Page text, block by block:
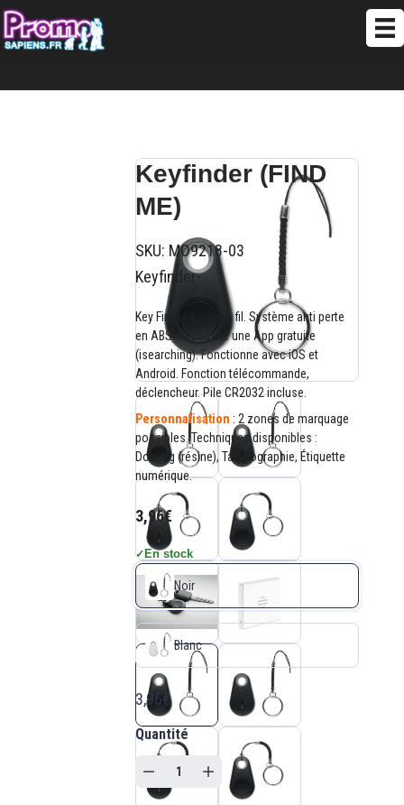
Keyfinder (FIND
ME)
SKU: MO9218-03
Keyfinder
Key Finder 5.2 sans fil. Système anti perte
en ABS. Nécessite une App gratuite
(isearching). Fonctionne avec iOS et
Android. Fonction télécommande,
déclencheur. Pile CR2032 incluse.
Personnalisation : 2 zones de marquage
possibles. Techniques disponibles :
Doming (résine), Tampographie, Étiquette
numérique.
3,96€
✓ En stock
Noir
Blanc
3,96€
Quantité